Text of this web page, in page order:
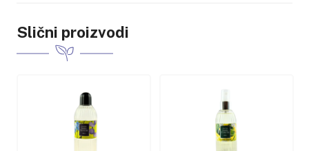
Slični proizvodi